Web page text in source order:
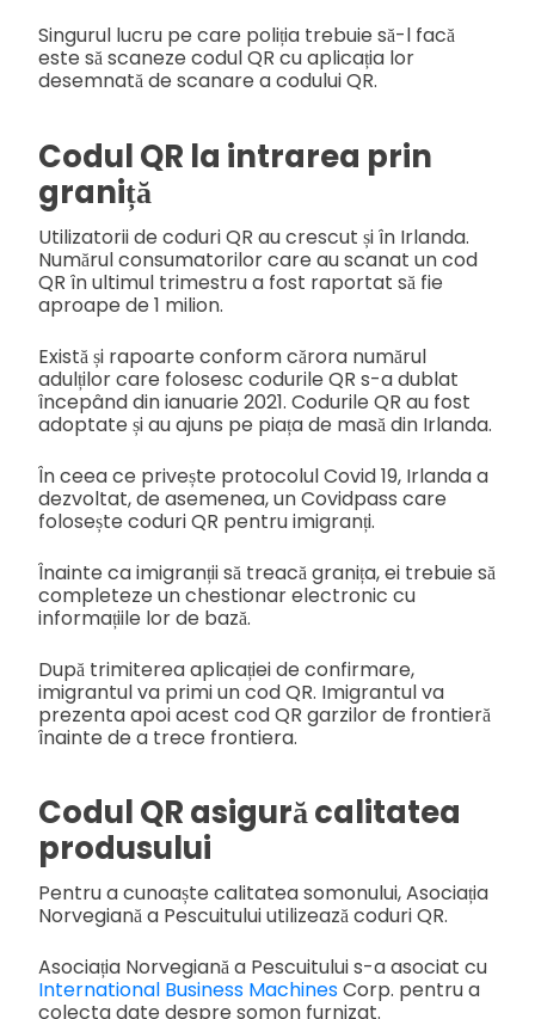
Singurul lucru pe care poliția trebuie să-l facă
este să scaneze codul QR cu aplicația lor
desemnată de scanare a codului QR.
Codul QR la intrarea prin
graniță
Utilizatorii de coduri QR au crescut și în Irlanda.
Numărul consumatorilor care au scanat un cod
QR în ultimul trimestru a fost raportat să fie
aproape de 1 milion.
Există și rapoarte conform cărora numărul
adulților care folosesc codurile QR s-a dublat
începând din ianuarie 2021. Codurile QR au fost
adoptate și au ajuns pe piața de masă din Irlanda.
În ceea ce privește protocolul Covid 19, Irlanda a
dezvoltat, de asemenea, un Covidpass care
folosește coduri QR pentru imigranți.
Înainte ca imigranții să treacă granița, ei trebuie să
completeze un chestionar electronic cu
informațiile lor de bază.
După trimiterea aplicației de confirmare,
imigrantul va primi un cod QR. Imigrantul va
prezenta apoi acest cod QR garzilor de frontieră
înainte de a trece frontiera.
Codul QR asigură calitatea
produsului
Pentru a cunoaște calitatea somonului, Asociația
Norvegiană a Pescuitului utilizează coduri QR.
Asociația Norvegiană a Pescuitului s-a asociat cu
International Business MachinesCorp. pentru a
colecta date despre somon furnizat.